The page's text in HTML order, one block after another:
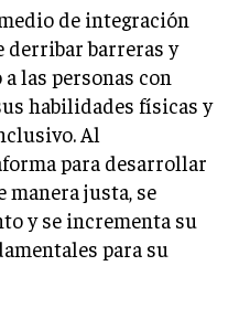
WEB SEO
de integración
derribar barreras y
las personas con
habilidades físicas y
Al
para desarrollar
justa, se
y se incrementa su
para su